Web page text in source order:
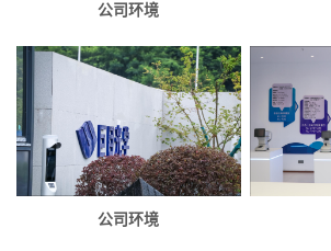
公司环境
公司环境